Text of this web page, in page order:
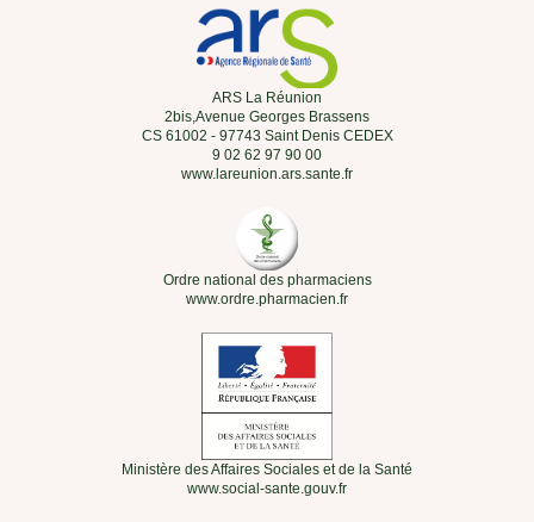
ARS La Réunion
2bis,Avenue Georges Brassens
CS 61002 - 97743 Saint Denis CEDEX
9 02 62 97 90 00
www.lareunion.ars.sante.fr
Ordre national des pharmaciens
www.ordre.pharmacien.fr
Ministère des Affaires Sociales et de la Santé
www.social-sante.gouv.fr